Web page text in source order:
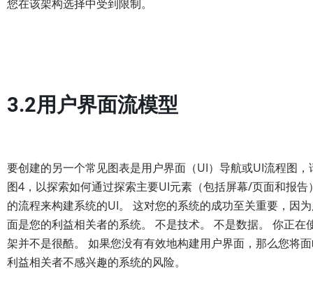
您在该架构选择中受到限制。
3.2用户界面流模型
要创建的另一个常见图表是用户界面（UI）导航或UI流程图，
图4，以探索如何通过探索主要UI元素（包括屏幕/页面和报告
的流程来构建系统的UI。 这对您的系统的成功至关重要，因
面是您的利益相关者的系统。 不是技术。 不是数据。 你正在
架并不是很酷。 如果您没有有效地构建用户界面，那么您将
利益相关者不感兴趣的系统的风险。